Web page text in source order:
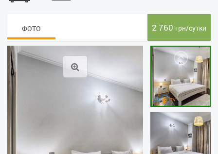
ФОТО 2 760 грн/сутки